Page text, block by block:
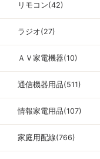
リモコン(42)
ラジオ(27)
ＡＶ家電機器(10)
通信機器用品(511)
情報家電用品(107)
家庭用配線(766)